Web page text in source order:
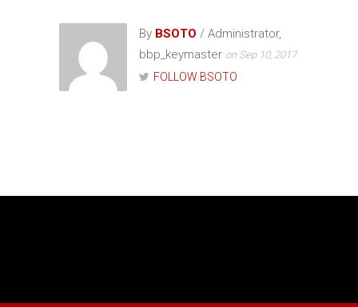
By BSOTO / Administrator,
bbp_keymaster on Sep 10, 2017
FOLLOW BSOTO